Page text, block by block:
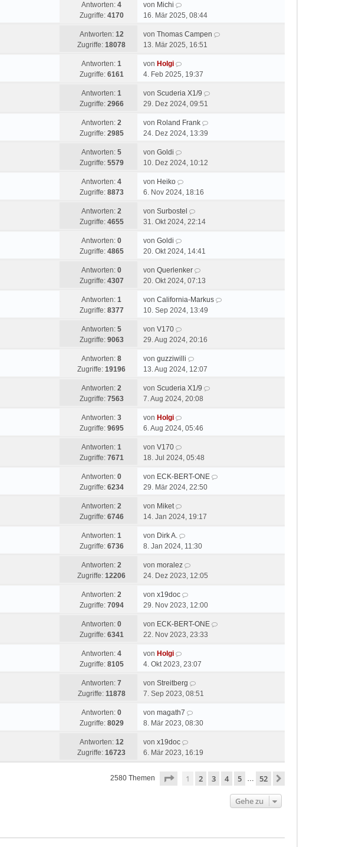
Antworten: 4
Zugriffe: 4170
von Michi
16. Mär 2025, 08:44
Antworten: 12
Zugriffe: 18078
von Thomas Campen
13. Mär 2025, 16:51
Antworten: 1
Zugriffe: 6161
von Holgi
4. Feb 2025, 19:37
Antworten: 1
Zugriffe: 2966
von Scuderia X1/9
29. Dez 2024, 09:51
Antworten: 2
Zugriffe: 2985
von Roland Frank
24. Dez 2024, 13:39
Antworten: 5
Zugriffe: 5579
von Goldi
10. Dez 2024, 10:12
Antworten: 4
Zugriffe: 8873
von Heiko
6. Nov 2024, 18:16
Antworten: 2
Zugriffe: 4655
von Surbostel
31. Okt 2024, 22:14
Antworten: 0
Zugriffe: 4865
von Goldi
20. Okt 2024, 14:41
Antworten: 0
Zugriffe: 4307
von Querlenker
20. Okt 2024, 07:13
Antworten: 1
Zugriffe: 8377
von California-Markus
10. Sep 2024, 13:49
Antworten: 5
Zugriffe: 9063
von V170
29. Aug 2024, 20:16
Antworten: 8
Zugriffe: 19196
von guzziwilli
13. Aug 2024, 12:07
Antworten: 2
Zugriffe: 7563
von Scuderia X1/9
7. Aug 2024, 20:08
Antworten: 3
Zugriffe: 9695
von Holgi
6. Aug 2024, 05:46
Antworten: 1
Zugriffe: 7671
von V170
18. Jul 2024, 05:48
Antworten: 0
Zugriffe: 6234
von ECK-BERT-ONE
29. Mär 2024, 22:50
Antworten: 2
Zugriffe: 6746
von Miket
14. Jan 2024, 19:17
Antworten: 1
Zugriffe: 6736
von Dirk A.
8. Jan 2024, 11:30
Antworten: 2
Zugriffe: 12206
von moralez
24. Dez 2023, 12:05
Antworten: 2
Zugriffe: 7094
von x19doc
29. Nov 2023, 12:00
Antworten: 0
Zugriffe: 6341
von ECK-BERT-ONE
22. Nov 2023, 23:33
Antworten: 4
Zugriffe: 8105
von Holgi
4. Okt 2023, 23:07
Antworten: 7
Zugriffe: 11878
von Streitberg
7. Sep 2023, 08:51
Antworten: 0
Zugriffe: 8029
von magath7
8. Mär 2023, 08:30
Antworten: 12
Zugriffe: 16723
von x19doc
6. Mär 2023, 16:19
2580 Themen Seite von52
1 2 3 4 5 … 52
Gehe zu